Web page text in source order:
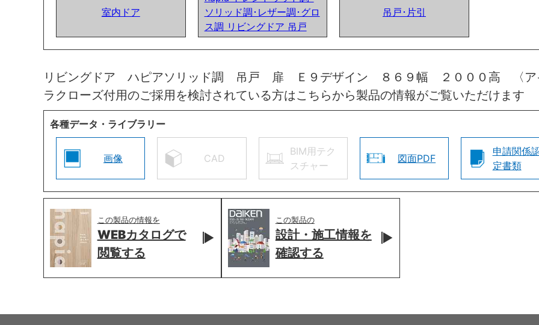
室内ドア
ソリッド調･レザー調･グロ
ス調 リビングドア 吊戸
吊戸･片引
リビングドア ハピアソリッド調 吊戸 扉 Ｅ９デザイン ８６９幅 ２０００高 〈
ラクローズ付用のご採用を検討されている方はこちらから製品の情報がご覧いただけます
各種データ・ライブラリー
画像 CAD
BIM用テク
スチャー
図面PDF
申請関係
定書類
この製品の情報を
WEBカタログで
閲覧する
この製品の
設計・施工情報を
確認する